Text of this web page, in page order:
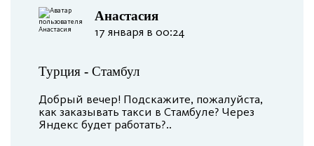
Анастасия
17 января в 00:24
Турция - Стамбул
Добрый вечер! Подскажите, пожалуйста,
как заказывать такси в Стамбуле? Через
Яндекс будет работать?..